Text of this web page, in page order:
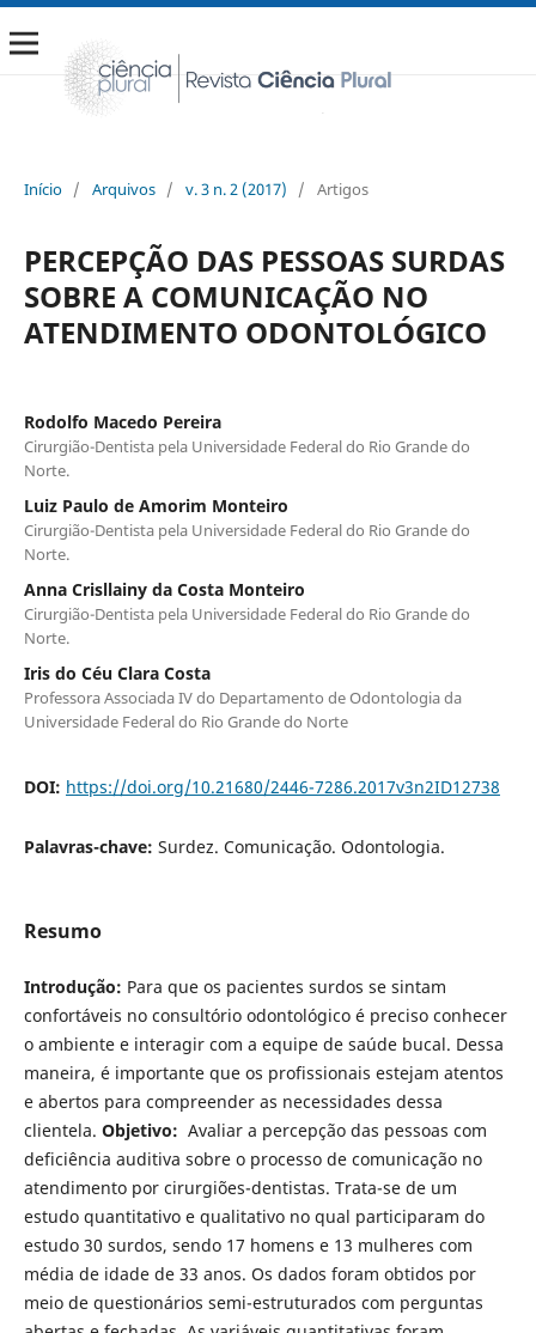
Início / Arquivos / v. 3 n. 2 (2017) / Artigos
PERCEPÇÃO DAS PESSOAS SURDAS
SOBRE A COMUNICAÇÃO NO
ATENDIMENTO ODONTOLÓGICO
Rodolfo Macedo Pereira
Cirurgião-Dentista pela Universidade Federal do Rio Grande do
Norte.
Luiz Paulo de Amorim Monteiro
Cirurgião-Dentista pela Universidade Federal do Rio Grande do
Norte.
Anna Crisllainy da Costa Monteiro
Cirurgião-Dentista pela Universidade Federal do Rio Grande do
Norte.
Iris do Céu Clara Costa
Professora Associada IV do Departamento de Odontologia da
Universidade Federal do Rio Grande do Norte
DOI: https://doi.org/10.21680/2446-7286.2017v3n2ID12738
Palavras-chave: Surdez. Comunicação. Odontologia.
Resumo
Introdução: Para que os pacientes surdos se sintam
confortáveis no consultório odontológico é preciso conhecer
o ambiente e interagir com a equipe de saúde bucal. Dessa
maneira, é importante que os profissionais estejam atentos
e abertos para compreender as necessidades dessa
clientela. Objetivo: Avaliar a percepção das pessoas com
deficiência auditiva sobre o processo de comunicação no
atendimento por cirurgiões-dentistas. Trata-se de um
estudo quantitativo e qualitativo no qual participaram do
estudo 30 surdos, sendo 17 homens e 13 mulheres com
média de idade de 33 anos. Os dados foram obtidos por
meio de questionários semi-estruturados com perguntas